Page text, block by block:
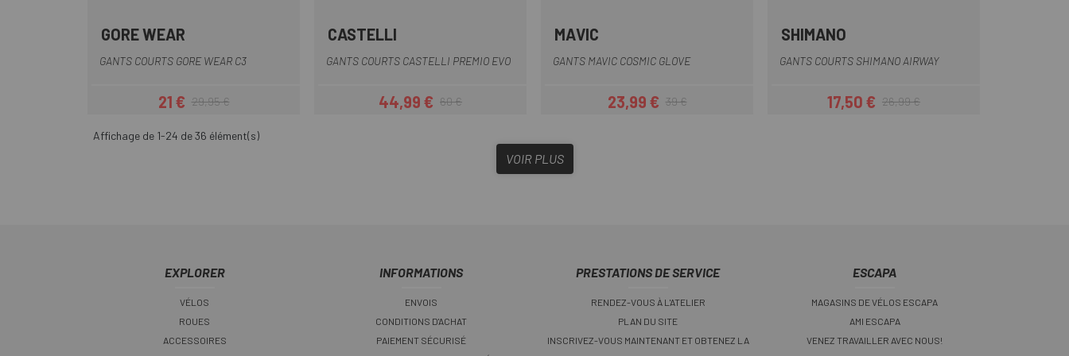
Noir
GORE WEAR
GANTS COURTS GORE WEAR C3
Prix
21 € Prix habituel
29,95 €
CASTELLI
GANTS COURTS CASTELLI PREMIO EVO
Prix
44,99 €Prix habituel
60 €
MAVIC
GANTS MAVIC COSMIC GLOVE
Prix
23,99 €Prix habituel
39 €
Vert Olive
SHIMANO
GANTS COURTS SHIMANO AIRWAY
Prix
17,50 €Prix habituel
26,99 €
Affichage de 1-24 de 36 élément(s)
VOIR PLUS
EXPLORER
VÉLOS
ROUES
ACCESSOIRES
INFORMATIONS
ENVOIS
CONDITIONS D'ACHAT
PAIEMENT SÉCURISÉ
PRESTATIONS DE SERVICE
RENDEZ-VOUS À L'ATELIER
PLAN DU SITE
INSCRIVEZ-VOUS MAINTENANT ET OBTENEZ LA
ESCAPA
MAGASINS DE VÉLOS ESCAPA
AMI ESCAPA
VENEZ TRAVAILLER AVEC NOUS!